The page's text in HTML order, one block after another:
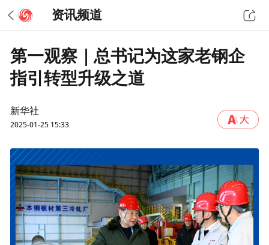
资讯频道
第一观察｜总书记为这家老钢企
指引转型升级之道
新华社
2025-01-25 15:33